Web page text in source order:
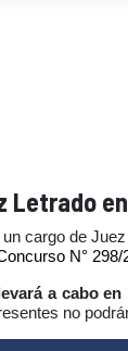
un cargo de
N° 298/
a cabo
no